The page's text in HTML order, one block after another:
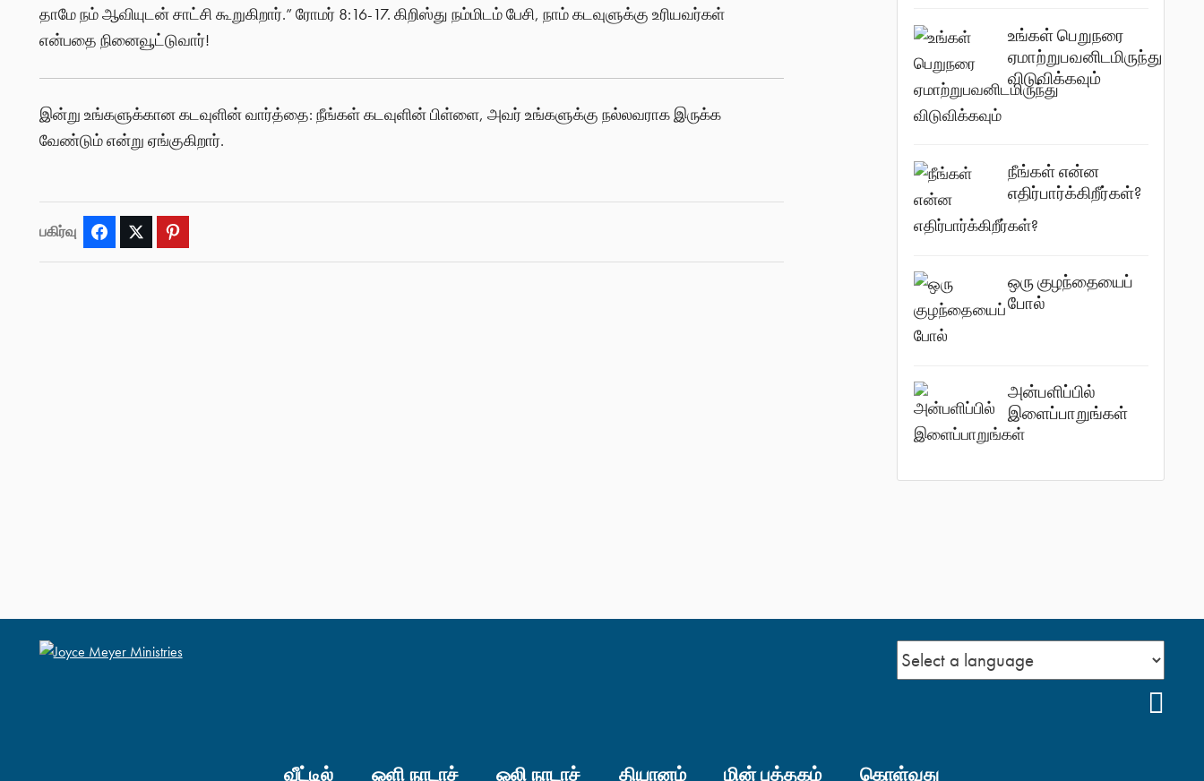
தாமே நம் ஆவியுடன் சாட்சி கூறுகிறார்.” ரோமர் 8:16-17. கிறிஸ்து நம்மிடம் பேசி, நாம் கடவுளுக்கு உரியவர்கள்
என்பதை நினைவூட்டுவார்!
இன்று உங்களுக்கான கடவுளின் வார்த்தை: நீங்கள் கடவுளின் பிள்ளை, அவர் உங்களுக்கு நல்லவராக இருக்க
வேண்டும் என்று ஏங்குகிறார்.
பகிர்வு Facebook Twitter
உங்கள் பெறுநரை
ஏமாற்றுபவனிடமிருந்து
விடுவிக்கவும்
நீங்கள் என்ன
எதிர்பார்க்கிறீர்கள்?
ஒரு குழந்தையைப்
போல்
அன்பளிப்பில்
இளைப்பாறுங்கள்
வீட்டில் ஒளி நாடாச் ஒலி நாடாச் தியானம் மின் புத்தகம் கொள்வது